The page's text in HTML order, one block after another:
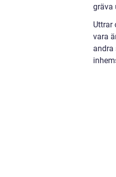
gräva
Uttrar
vara
andra